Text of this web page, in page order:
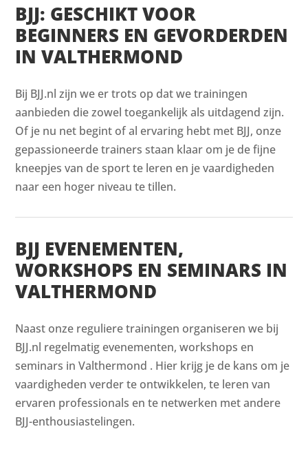
BJJ: GESCHIKT VOOR
BEGINNERS EN GEVORDERDEN
IN VALTHERMOND
Bij BJJ.nl zijn we er trots op dat we trainingen
aanbieden die zowel toegankelijk als uitdagend zijn.
Of je nu net begint of al ervaring hebt met BJJ, onze
gepassioneerde trainers staan klaar om je de fijne
kneepjes van de sport te leren en je vaardigheden
naar een hoger niveau te tillen.
BJJ EVENEMENTEN,
WORKSHOPS EN SEMINARS IN
VALTHERMOND
Naast onze reguliere trainingen organiseren we bij
BJJ.nl regelmatig evenementen, workshops en
seminars in Valthermond . Hier krijg je de kans om je
vaardigheden verder te ontwikkelen, te leren van
ervaren professionals en te netwerken met andere
BJJ-enthousiastelingen.